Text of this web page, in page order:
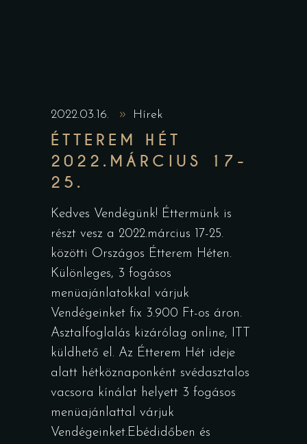
2022.03.16. Hírek
ÉTTEREM HÉT
2022.MÁRCIUS 17-
25.
Kedves Vendégünk! Éttermünk is
részt vesz a 2022.március 17-25.
közötti Országos Étterem Héten.
Különleges, 3 fogásos
menüajánlatokkal várjuk
Vendégeinket fix 3.900 Ft-os áron.
Asztalfoglalás kizárólag online, ITT
küldhető el. Az Étterem Hét ideje
alatt hétköznaponként svédasztalos
vacsora kínálat helyett 3 fogásos
menüajánlattal várjuk
Vendégeinket.Ebédidőben és